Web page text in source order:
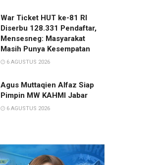
War Ticket HUT ke-81 RI
Diserbu 128.331 Pendaftar,
Mensesneg: Masyarakat
Masih Punya Kesempatan
6 AGUSTUS 2026
Agus Muttaqien Alfaz Siap
Pimpin MW KAHMI Jabar
6 AGUSTUS 2026